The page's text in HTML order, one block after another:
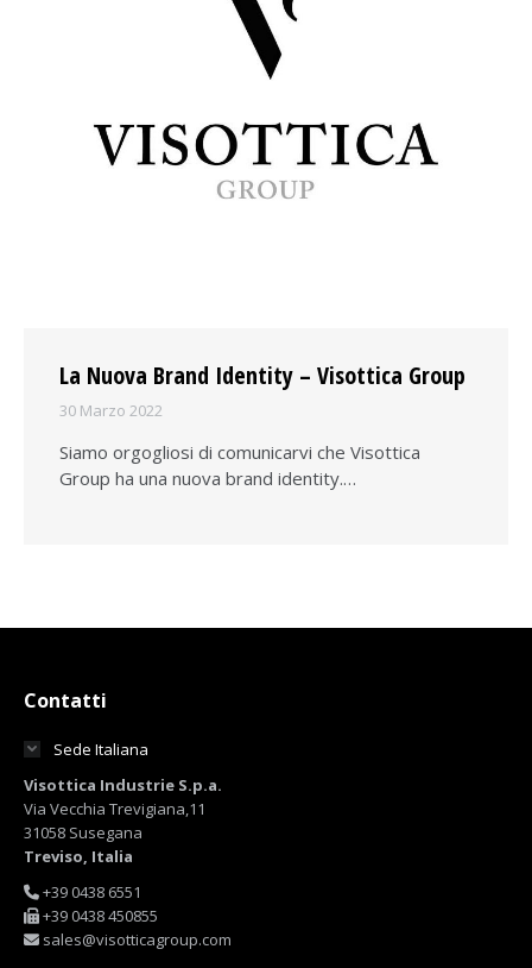
La Nuova Brand Identity – Visottica Group
30 Marzo 2022
Siamo orgogliosi di comunicarvi che Visottica
Group ha una nuova brand identity.…
Contatti
Sede Italiana
Visottica Industrie S.p.a.
Via Vecchia Trevigiana,11
31058 Susegana
Treviso, Italia
+39 0438 6551
+39 0438 450855
sales@visotticagroup.com